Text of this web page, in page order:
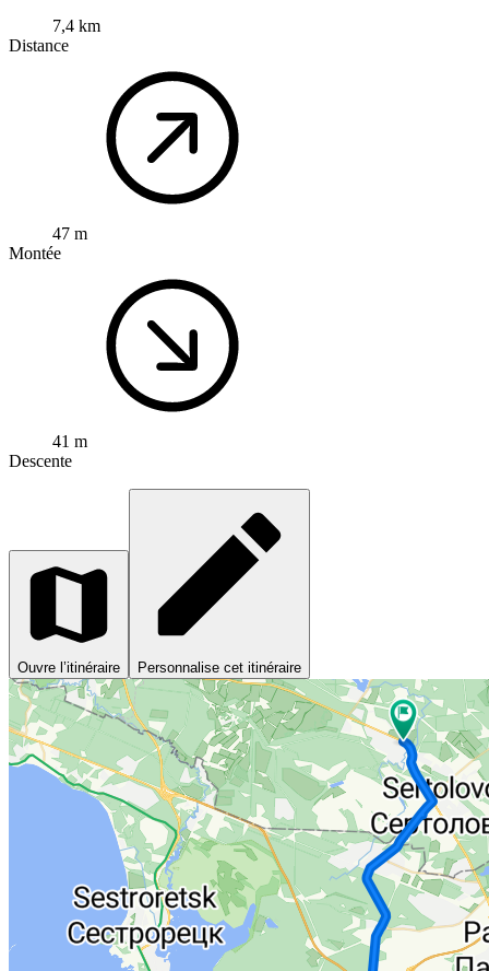
7,4 km
Distance
47 m
Montée
41 m
Descente
Ouvre l’itinéraire Personnalise cet itinéraire